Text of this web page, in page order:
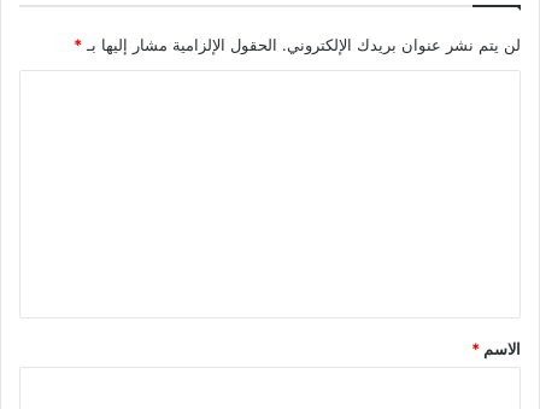
لن يتم نشر عنوان بريدك الإلكتروني. الحقول الإلزامية مشار إليها بـ *
*
الاسم *